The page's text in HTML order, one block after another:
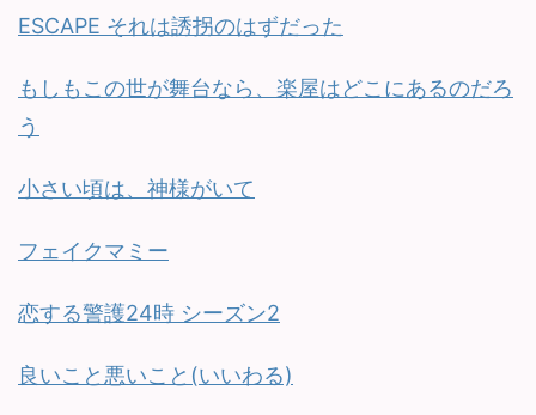
ESCAPE それは誘拐のはずだった
もしもこの世が舞台なら、楽屋はどこにあるのだろ
う
小さい頃は、神様がいて
フェイクマミー
恋する警護24時 シーズン2
良いこと悪いこと(いいわる)